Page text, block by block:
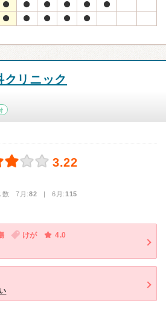
クリニック
3.22
数 7月:82 | 6月:115
けが
4.0